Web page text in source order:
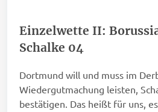
Einzelwette II:
Schalke 04
Dortmund will und muss im
Wiedergutmachung leisten,
bestätigen. Das heißt für uns,